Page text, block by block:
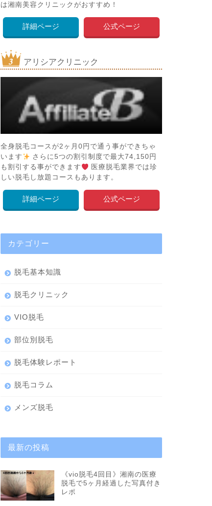
は湘南美容クリニックがおすすめ！
詳細ページ 公式ページ
アリシアクリニック
全身脱毛コースが2ヶ月0円で通う事ができちゃ
います
さらに5つの割引制度で最大74,150円
も割引する事ができます
医療脱毛業界では珍
しい脱毛し放題コースもあります。
詳細ページ 公式ページ
カテゴリー
脱毛基本知識
脱毛クリニック
VIO脱毛
部位別脱毛
脱毛体験レポート
脱毛コラム
メンズ脱毛
最新の投稿
《vio脱毛4回目》湘南の医療
脱毛で5ヶ月経過した写真付き
レポ